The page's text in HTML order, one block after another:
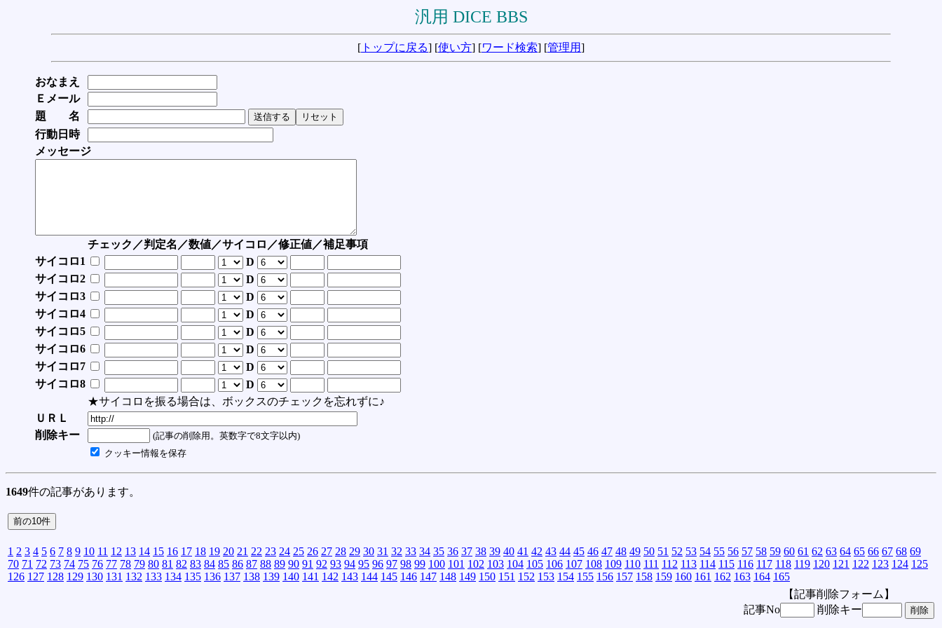
汎用 DICE BBS
[ トップに戻る] [使い方] [ワード検索] [管理用]
おなまえ
Ｅメール
題 名
行動日時
メッセージ
チェック／判定名／数値／サイコロ／修正値／補足事項
サイコロ1
D
サイコロ2
D
サイコロ3
D
サイコロ4
D
サイコロ5
D
サイコロ6
D
サイコロ7
D
サイコロ8
D
★サイコロを振る場合は、ボックスのチェックを忘れずに♪
ＵＲＬ
削除キー
(記事の削除用。英数字で8文字以内)
クッキー情報を保存
1649件の記事があります。
1 2 3 4 5 6 7 8 9 10 11 12 13 14 15 16 17 18 19 20 21 22 23 24 25 26 27 28 29 30 31 32 33 34 35 36 37 38 39 40 41 42 43 44 45 46 47 48 49 50 51 52 53 54 55 56 57 58 59 60 61 62 63 64 65 66 67 68 69
70 71 72 73 74 75 76 77 78 79 80 81 82 83 84 85 86 87 88 89 90 91 92 93 94 95 96 97 98 99 100 101 102 103 104 105 106 107 108 109 110 111 112 113 114 115 116 117 118 119 120 121 122 123 124 125
126 127 128 129 130 131 132 133 134 135 136 137 138 139 140 141 142 143 144 145 146 147 148 149 150 151 152 153 154 155 156 157 158 159 160 161 162 163 164 165
【記事削除フォーム】
記事No
削除キー